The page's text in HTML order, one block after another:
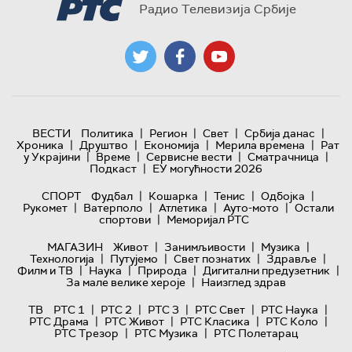
Радио Телевизија Србије
ВЕСТИ Политика | Регион | Свет | Србија данас |
Хроника | Друштво | Економија | Мерила времена | Рат
у Украјини | Време | Сервисне вести | Сматрачница |
Подкаст | ЕУ могућности 2026
СПОРТ
Фудбал | Кошарка | Тенис | Одбојка |
Рукомет | Ватерполо | Атлетика | Ауто-мото | Остали
спортови | Меморијал РТС
МАГАЗИН
Живот | Занимљивости | Музика |
Технологијa | Путујемо | Свет познатих | Здравље |
Филм и ТВ | Наука | Природа | Дигитални предузетник |
За мале велике хероје | Наизглед здрав
ТВ
РТС 1 | РТС 2 | РТС 3 | РТС Свет | РТС Наука |
РТС Драма | РТС Живот | РТС Класика | РТС Коло |
РТС Трезор | РТС Музика | РТС Полетарац